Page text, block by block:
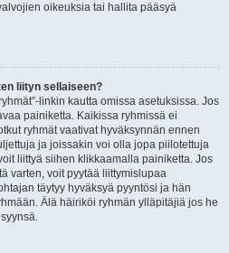
oikeuksia tai hallita pääsyä
liityn sellaiseen?
linkin kautta omissa asetuksissa. Jos
painiketta. Kaikissa ryhmissä ei
ryhmät vaativat hyväksynnän ennen
ja joissakin voi olla jopa piilotettuja
liittyä siihen klikkaamalla painiketta. Jos
varten, voit pyytää liittymislupaa
täytyy hyväksyä pyyntösi ja hän
Älä häiriköi ryhmän ylläpitäjiä jos he